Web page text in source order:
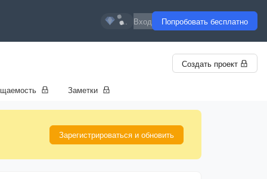
... Вход Попробовать бесплатно
Создать проект
Заметки
Зарегистрироваться и обновить